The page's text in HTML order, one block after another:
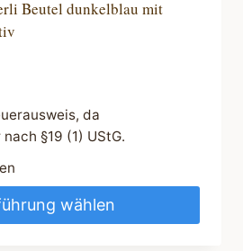
Beutel dunkelblau mit
da
§19 (1) UStG.
wählen